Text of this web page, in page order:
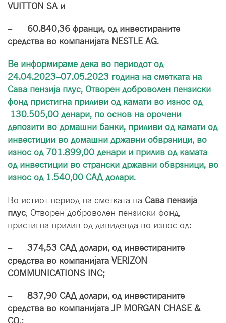
VUITTON SA и
– 60.840,36 франци, од инвестираните
средства во компанијата NESTLE AG.
Ве информираме дека во периодот од
24.04.2023–07.05.2023 година на сметката на
Сава пензија плус, Отворен доброволен пензиски
фонд пристигна приливи од камати во износ од
130.505,00 денари, по основ на орочени
депозити во домашни банки, приливи од камати од
инвестиции во домашни државни обврзници, во
износ од 701.899,00 денари и прилив од каматa
од инвестиции во странски државни обврзници, во
износ од 1.540,00 САД долари.
Во истиот период на сметката на Сава пензија
плус, Отворен доброволен пензиски фонд,
пристигна прилив од дивиденда во износ од:
– 374,53 САД долари, од инвестираните
средства во компанијата VERIZON
COMMUNICATIONS INC;
– 837,90 САД долари, од инвестираните
средства во компанијата JP MORGAN CHASE &